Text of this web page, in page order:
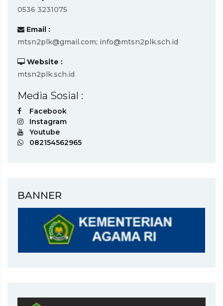
0536 3231075
Email :
mtsn2plk@gmail.com; info@mtsn2plk.sch.id
Website :
mtsn2plk.sch.id
Media Sosial :
Facebook
Instagram
Youtube
082154562965
BANNER